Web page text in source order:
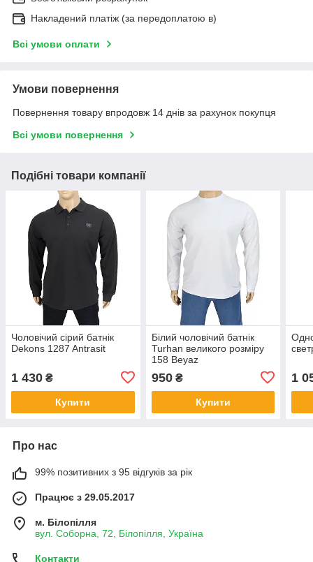
Накладений платіж (за передоплатою в)
Всі умови оплати
Умови повернення
Повернення товару впродовж 14 днів за рахунок покупця
Всі умови повернення
Подібні товари компанії
Чоловічий сірий батнік
Dekons 1287 Antrasit
1 430 ₴
Купити
Білий чоловічий батнік
Turhan великого розміру
158 Beyaz
950₴
Купити
1
Про нас
99% позитивних з 95 відгуків за рік
Працює з 29.05.2017
м. Білопілля
вул. Соборна, 72, Білопілля, Україна
Контакти